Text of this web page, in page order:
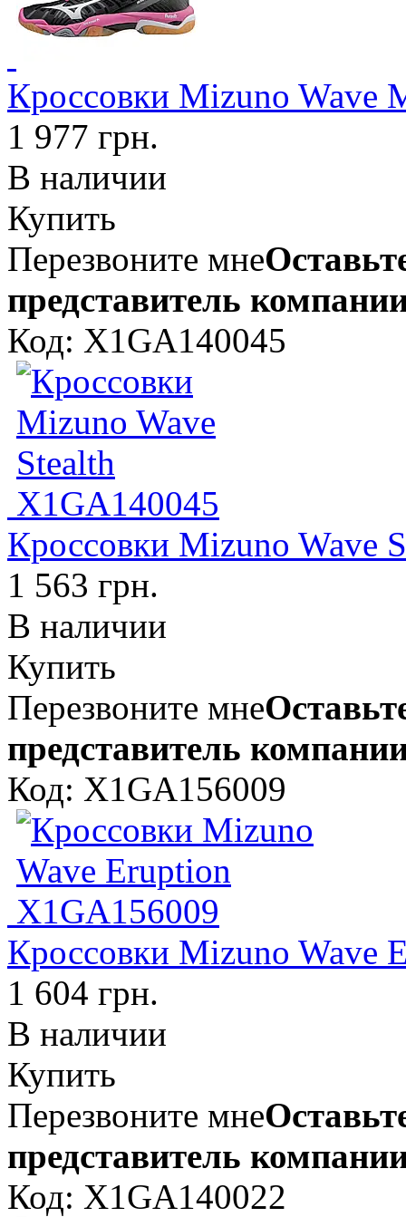
Кроссовки Mizuno Wave
1 977 грн.
В наличии
Купить
Перезвоните мне
представитель
Код: X1GA140045
Кроссовки Mizuno Wave
1 563 грн.
В наличии
Купить
Перезвоните мне
представитель
Код: X1GA156009
Кроссовки Mizuno Wave
1 604 грн.
В наличии
Купить
Перезвоните мне
представитель
Код: X1GA140022